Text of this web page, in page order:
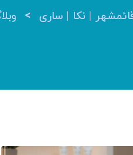
| نکا | ساری >